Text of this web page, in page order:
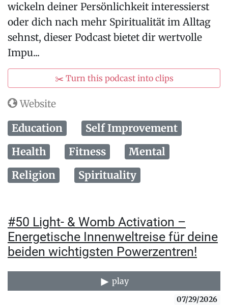
wickeln deiner Persönlichkeit interessierst
oder dich nach mehr Spiritualität im Alltag
sehnst, dieser Podcast bietet dir wertvolle
Impu...
✂️ Turn this podcast into clips
Website
Education
Self Improvement
Health
Fitness
Mental
Religion
Spirituality
#50 Light- & Womb Activation –
Energetische Innenweltreise für deine
beiden wichtigsten Powerzentren!
play
07/29/2026